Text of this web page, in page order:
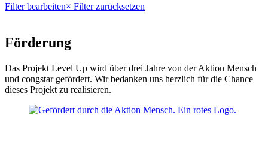
Filter bearbeiten× Filter zurücksetzen
Förderung
Das Projekt Level Up wird über drei Jahre von der Aktion Mensch
und congstar gefördert. Wir bedanken uns herzlich für die Chance
dieses Projekt zu realisieren.